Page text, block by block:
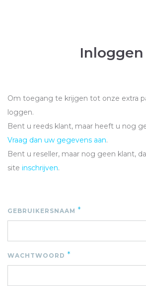
Inloggen
Om toegang te krijgen tot onze extra
loggen.
Bent u reeds klant, maar heeft u nog
Vraag dan uw gegevens aan.
Bent u reseller, maar nog geen klant,
site inschrijven.
GEBRUIKERSNAAM *
WACHTWOORD *